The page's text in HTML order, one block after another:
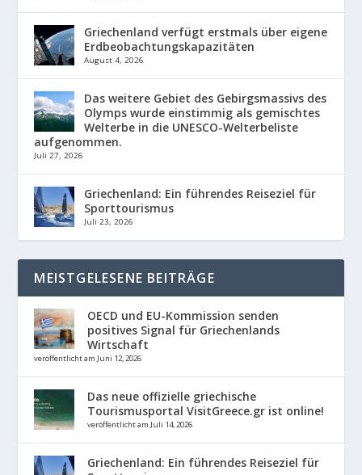
Griechenland verfügt erstmals über eigene
Erdbeobachtungskapazitäten
August 4, 2026
Das weitere Gebiet des Gebirgsmassivs des
Olymps wurde einstimmig als gemischtes
Welterbe in die UNESCO-Welterbeliste
aufgenommen.
Juli 27, 2026
Griechenland: Ein führendes Reiseziel für
Sporttourismus
Juli 23, 2026
MEISTGELESENE BEITRÄGE
OECD und EU-Kommission senden
positives Signal für Griechenlands
Wirtschaft
veröffentlicht am Juni 12, 2026
Das neue offizielle griechische
Tourismusportal VisitGreece.gr ist online!
veröffentlicht am Juli 14, 2026
Griechenland: Ein führendes Reiseziel für